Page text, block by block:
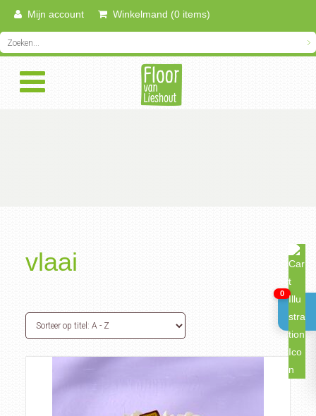
Mijn account Winkelmand (0 items)
vlaai
0